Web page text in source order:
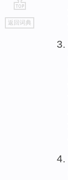
go
top
返回词典